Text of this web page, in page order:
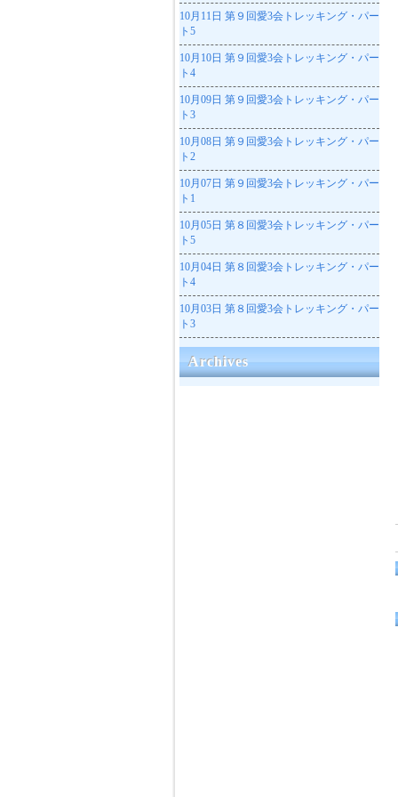
10月11日 第９回愛3会トレッキング・パー
ト5
10月10日 第９回愛3会トレッキング・パー
ト4
10月09日 第９回愛3会トレッキング・パー
ト3
10月08日 第９回愛3会トレッキング・パー
ト2
10月07日 第９回愛3会トレッキング・パー
ト1
10月05日 第８回愛3会トレッキング・パー
ト5
10月04日 第８回愛3会トレッキング・パー
ト4
10月03日 第８回愛3会トレッキング・パー
ト3
Archives